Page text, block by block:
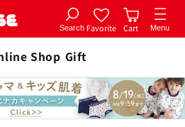
Search Favorite Cart Menu
Shop Gift